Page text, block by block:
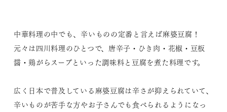
中華料理の中でも、辛いものの定番と言えば麻婆豆腐！
元々は四川料理のひとつで、唐辛子・ひき肉・花椒・豆板
醤・鶏がらスープといった調味料と豆腐を煮た料理です。
広く日本で普及している麻婆豆腐は辛さが抑えられていて、
辛いものが苦手な方やお子さんでも食べられるようになっ